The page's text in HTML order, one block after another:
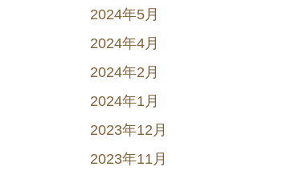
2024年5月
2024年4月
2024年2月
2024年1月
2023年12月
2023年11月